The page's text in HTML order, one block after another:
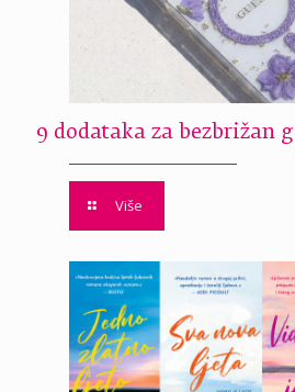
9 dodataka za bezbrižan
Više